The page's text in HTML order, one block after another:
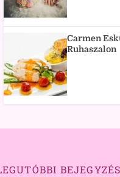
Carmen
Ruhaszalon